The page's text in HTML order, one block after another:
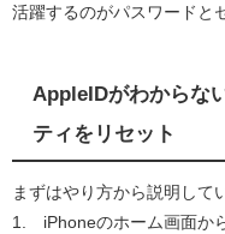
活躍するのがパスワードと
AppleIDがわからな
ティをリセット
まずはやり方から説明して
1. iPhoneのホーム画面か